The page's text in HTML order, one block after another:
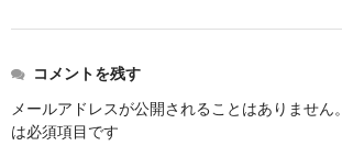
メンバー
コメントを残す
メールアドレスが公開されることはありません。
は必須項目です